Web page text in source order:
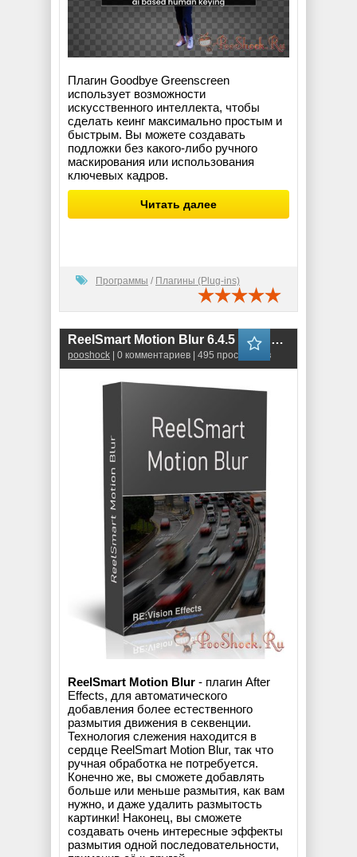
Плагин Goodbye Greenscreen
использует возможности
искусственного интеллекта, чтобы
сделать кеинг максимально простым и
быстрым. Вы можете создавать
подложки без какого-либо ручного
маскирования или использования
ключевых кадров.
Читать далее
Программы / Плагины (Plug-ins)
ReelSmart Motion Blur 6.4.5 (for Adobe)
pooshock | 0 комментариев | 495 просмотров
ReelSmart Motion Blur - плагин After
Effects, для автоматического
добавления более естественного
размытия движения в секвенции.
Технология слежения находится в
сердце ReelSmart Motion Blur, так что
ручная обработка не потребуется.
Конечно же, вы сможете добавлять
больше или меньше размытия, как вам
нужно, и даже удалить размытость
картинки! Наконец, вы сможете
создавать очень интересные эффекты
размытия одной последовательности,